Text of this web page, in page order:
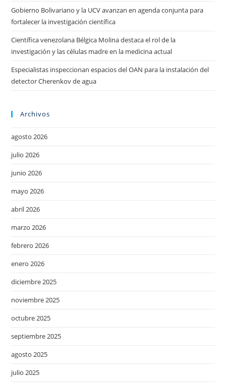
Gobierno Bolivariano y la UCV avanzan en agenda conjunta para
fortalecer la investigación científica
Científica venezolana Bélgica Molina destaca el rol de la
investigación y las células madre en la medicina actual
Especialistas inspeccionan espacios del OAN para la instalación del
detector Cherenkov de agua
Archivos
agosto 2026
julio 2026
junio 2026
mayo 2026
abril 2026
marzo 2026
febrero 2026
enero 2026
diciembre 2025
noviembre 2025
octubre 2025
septiembre 2025
agosto 2025
julio 2025